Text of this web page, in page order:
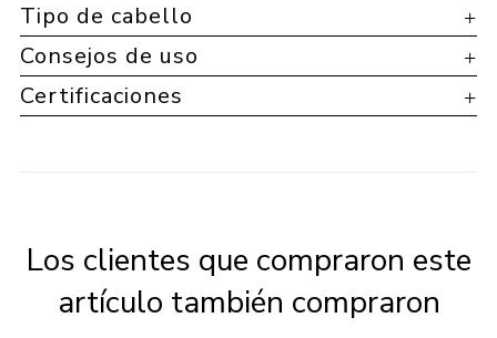
Tipo de cabello
Consejos de uso
Certificaciones
Los clientes que compraron este
artículo también compraron